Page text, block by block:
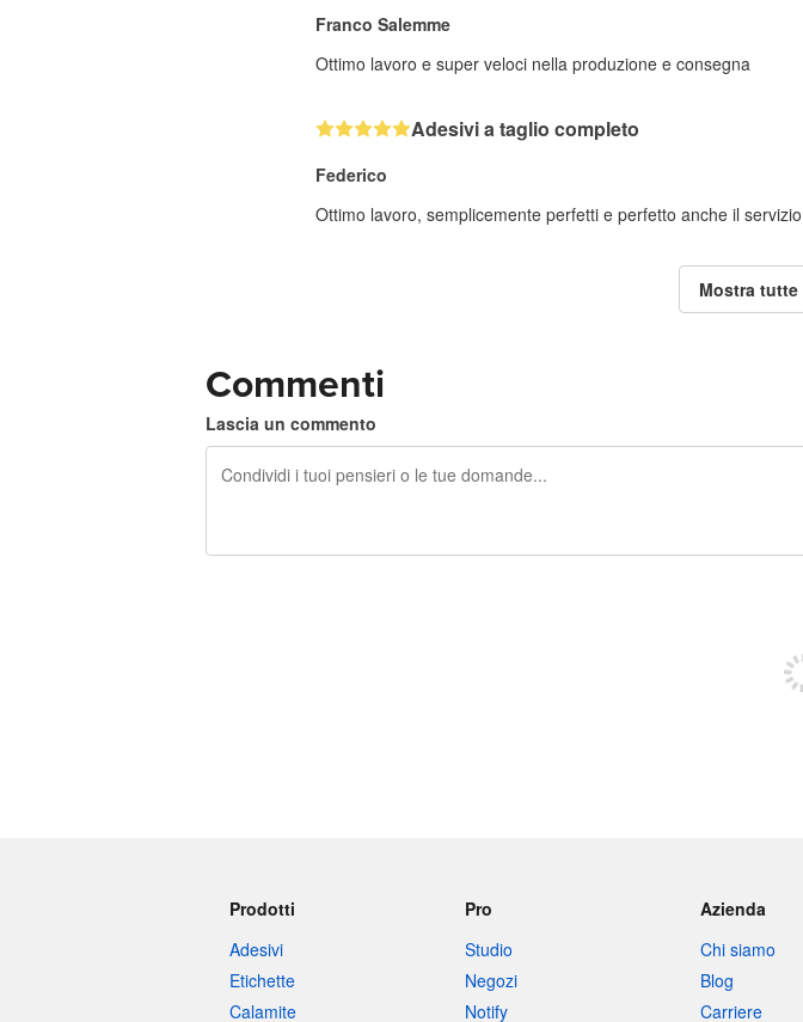
Franco Salemme
Ottimo lavoro e super veloci nella produzione e consegna
Adesivi a taglio completo
Federico
Ottimo lavoro, semplicemente perfetti e perfetto anche il
Mostra
Commenti
Lascia un commento
Prodotti
Adesivi
Etichette
Calamite
Pro
Studio
Negozi
Notify
Azienda
Chi siamo
Blog
Carriere